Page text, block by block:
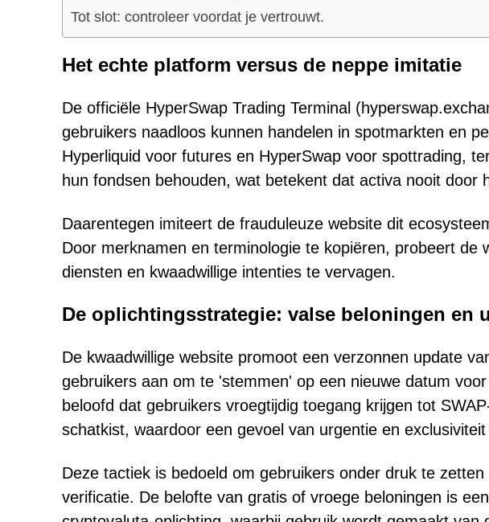
Tot slot: controleer voordat je vertrouwt.
Het echte platform versus de neppe imitatie
De officiële HyperSwap Trading Terminal
gebruikers naadloos kunnen handelen in spotmarkten en
Hyperliquid voor futures en HyperSwap voor spottrading,
hun fondsen behouden, wat betekent dat activa nooit door
Daarentegen imiteert de frauduleuze website dit
Door merknamen en terminologie te kopiëren, probeert de
diensten en kwaadwillige intenties te vervagen.
De oplichtingsstrategie: valse beloningen en
De kwaadwillige website promoot een verzonnen update
gebruikers aan om te 'stemmen' op een nieuwe datum
beloofd dat gebruikers vroegtijdig toegang krijgen tot
schatkist, waardoor een gevoel van urgentie en
Deze tactiek is bedoeld om gebruikers onder druk te
verificatie. De belofte van gratis of vroege beloningen is